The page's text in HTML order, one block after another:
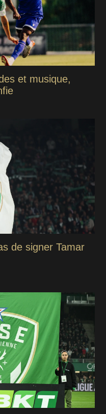
et musique,
de signer Tamar